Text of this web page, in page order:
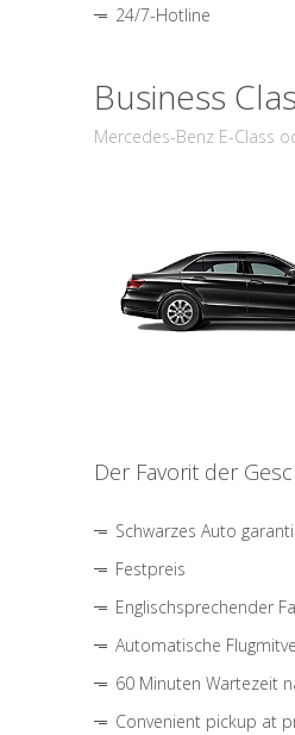
24/7-Hotline
Business
Mercedes-Benz E-Class
Der Favorit der
Schwarzes Auto
Festpreis
Englischsprechender
Automatische
60 Minuten Wartezeit
Convenient pickup at